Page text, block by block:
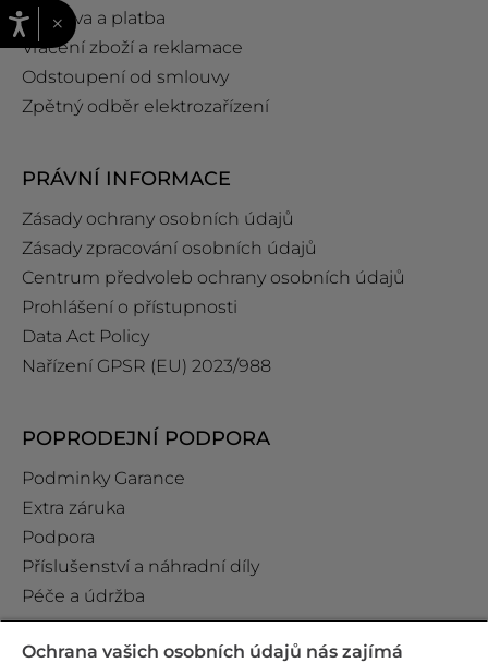
Doprava a platba
Vrácení zboží a reklamace
Odstoupení od smlouvy
Zpětný odběr elektrozařízení
PRÁVNÍ INFORMACE
Zásady ochrany osobních údajů
Zásady zpracování osobních údajů
Centrum předvoleb ochrany osobních údajů
Prohlášení o přístupnosti
Data Act Policy
Nařízení GPSR (EU) 2023/988
POPRODEJNÍ PODPORA
Podminky Garance
Extra záruka
Podpora
Příslušenství a náhradní díly
Péče a údržba
×
Ochrana vašich osobních údajů nás zajímá